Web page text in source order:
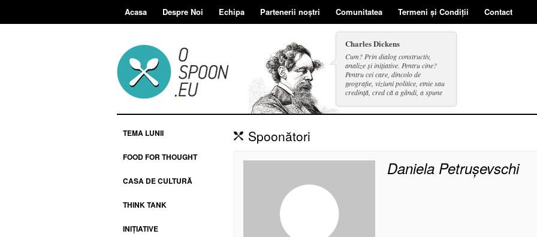
Acasa Despre Noi Echipa Partenerii noștri Comunitatea Termeni și Condiții Contact
Charles Dickens
Cum? Prin dialog constructiv,
analize și inițiative. Pentru cine?
Pentru cei care, dincolo de
geografie, viziuni politice, etnie sau
credință, cred că a gândi, a spune
TEMA LUNII
FOOD FOR THOUGHT
CASA DE CULTURĂ
THINK TANK
INIȚIATIVE
Spoonători
Daniela Petrușevschi